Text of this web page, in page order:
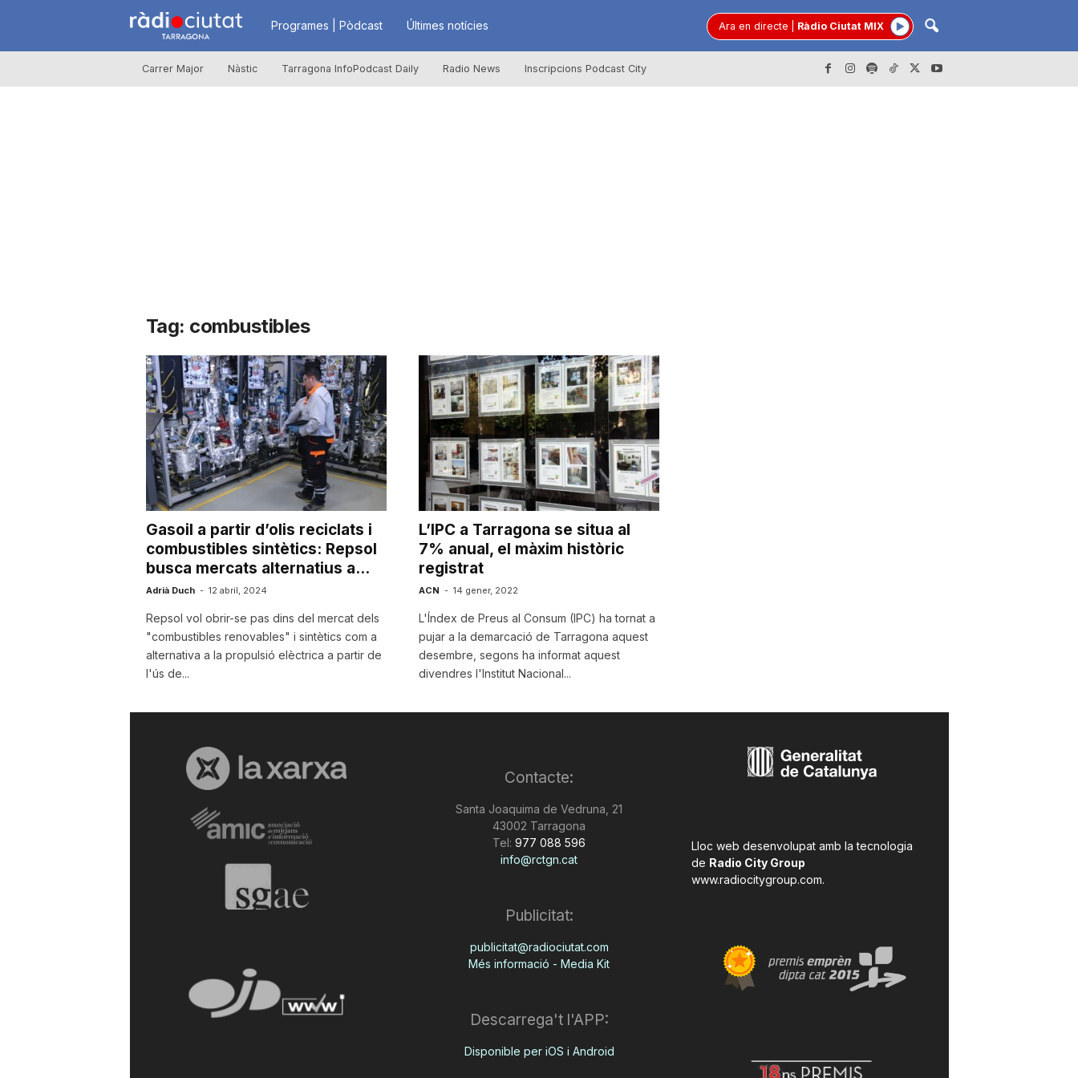
R
à
i
u
t
a
t
d
e
a
o
Programes | Pòdcast Últimes notícies Ara en directe Ràdio Ciutat MIX
Carrer Major Nàstic Tarragona InfoPodcast Daily Radio News Inscripcions Podcast City
Tag: combustibles
Gasoil a partir d’olis reciclats i
combustibles sintètics: Repsol
busca mercats alternatius a...
Adrià Duch - 12 abril, 2024
Repsol vol obrir-se pas dins del mercat dels
"combustibles renovables" i sintètics com a
alternativa a la propulsió elèctrica a partir de
l'ús de...
L’IPC a Tarragona se situa al
7% anual, el màxim històric
registrat
ACN - 14 gener, 2022
L'Índex de Preus al Consum (IPC) ha tornat a
pujar a la demarcació de Tarragona aquest
desembre, segons ha informat aquest
divendres l'Institut Nacional...
Contacte:
Santa Joaquima de Vedruna, 21
43002 Tarragona
Tel: 977 088 596
info@rctgn.cat
Publicitat:
publicitat@radiociutat.com
Més informació - Media Kit
Descarrega't l'APP:
Disponible per iOS i Android
Lloc web desenvolupat amb la tecnologia
de Radio City Group
www.radiocitygroup.com.